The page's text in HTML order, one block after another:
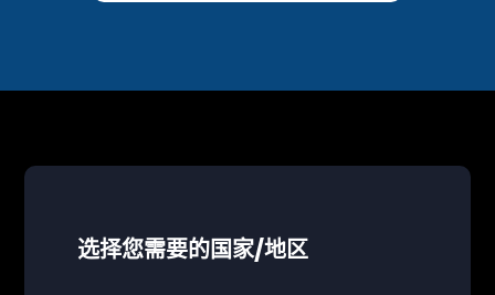
选择您需要的国家/地区